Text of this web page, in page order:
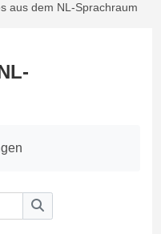
aus dem NL-Sprachraum
Foren durchsuchen